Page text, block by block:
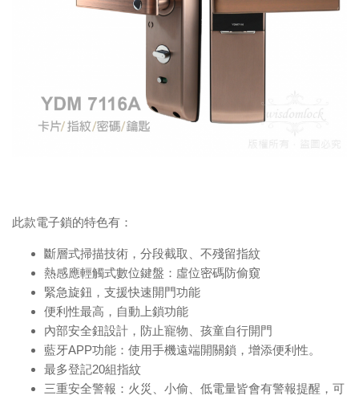
此款電子鎖的特色有：
斷層式掃描技術，分段截取、不殘留指紋
熱感應輕觸式數位鍵盤：虛位密碼防偷窺
緊急旋鈕，支援快速開門功能
便利性最高，自動上鎖功能
內部安全鈕設計，防止寵物、孩童自行開門
藍牙APP功能：使用手機遠端開關鎖，增添便利性。
最多登記20組指紋
三重安全警報：火災、小偷、低電量皆會有警報提醒，可